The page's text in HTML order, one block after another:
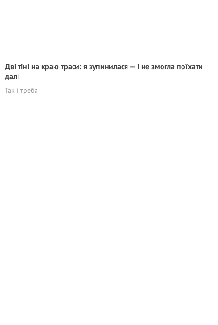
Дві тіні на краю траси: я зупинилася — і не змогла поїхати
далі
Так і треба